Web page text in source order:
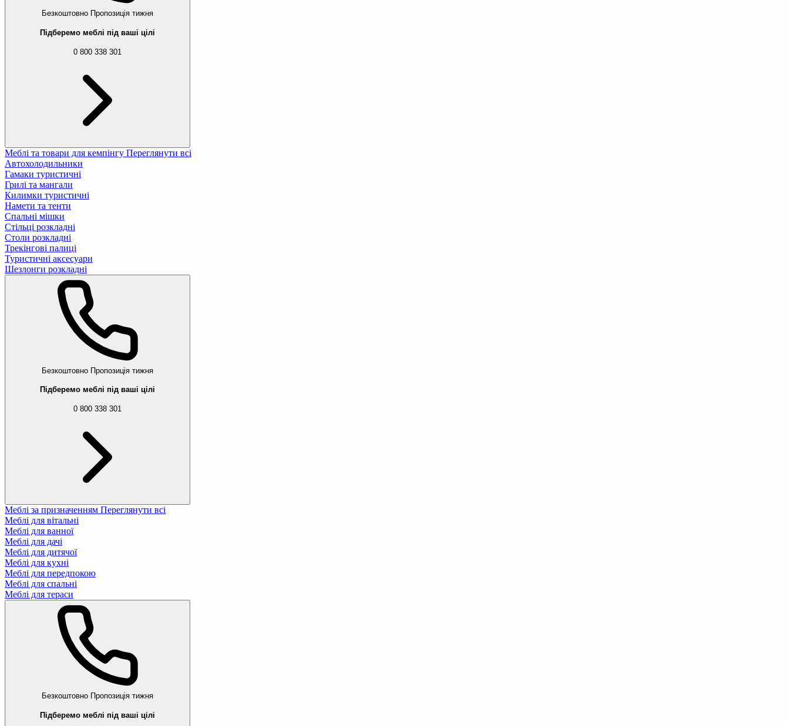
Безкоштовно Пропозиція тижня
Підберемо меблі під ваші цілі
0 800 338 301
Меблі та товари для кемпінгу Переглянути всі
Автохолодильники
Гамаки туристичні
Грилі та мангали
Килимки туристичні
Намети та тенти
Спальні мішки
Стільці розкладні
Столи розкладні
Трекінгові палиці
Туристичні аксесуари
Шезлонги розкладні
Безкоштовно Пропозиція тижня
Підберемо меблі під ваші цілі
0 800 338 301
Меблі за призначенням Переглянути всі
Меблі для вітальні
Меблі для ванної
Меблі для дачі
Меблі для дитячої
Меблі для кухні
Меблі для передпокою
Меблі для спальні
Меблі для тераси
Безкоштовно Пропозиція тижня
Підберемо меблі під ваші цілі